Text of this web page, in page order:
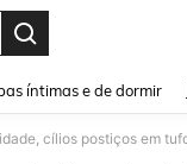
íntimas e de dormir